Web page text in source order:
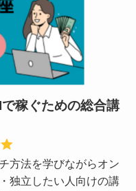
稼ぐための総合講
方法を学びながらオン
独立したい人向けの講